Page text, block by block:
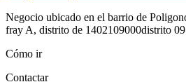
Negocio ubicado en el barrio de
fray A, distrito de 1402109000distrito
Cómo ir
Contactar